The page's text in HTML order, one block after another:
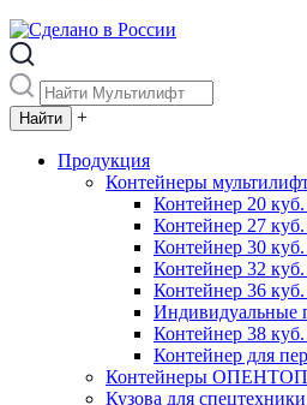
+
Продукция
Контейнеры
Контейнер 20
Контейнер 27
Контейнер 30
Контейнер 32
Контейнер 36
Индивидуальные
Контейнер 38
Контейнер для
Контейнеры ОПЕНТОП
Кузова для спецтехники